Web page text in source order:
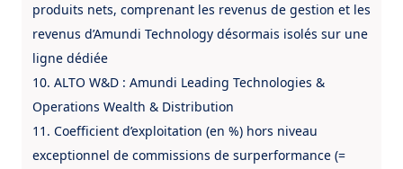
produits nets, comprenant les revenus de gestion et les
revenus d’Amundi Technology désormais isolés sur une
ligne dédiée
10. ALTO W&D : Amundi Leading Technologies &
Operations Wealth & Distribution
11. Coefficient d’exploitation (en %) hors niveau
exceptionnel de commissions de surperformance (=